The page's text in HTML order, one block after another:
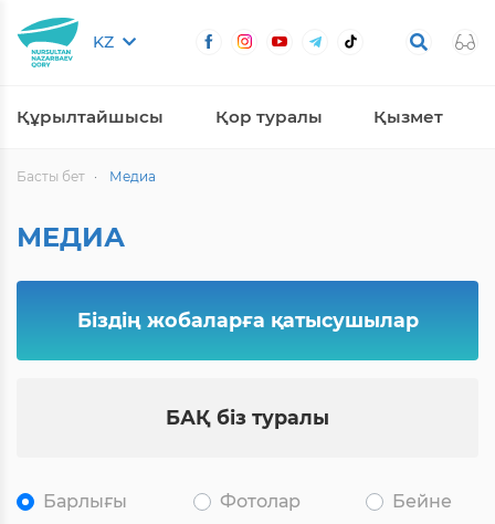
KZ
Құрылтайшысы Қор туралы Қызмет
Басты бет Медиа
МЕДИА
Біздің жобаларға қатысушылар
БАҚ біз туралы
Барлығы Фотолар Бейне